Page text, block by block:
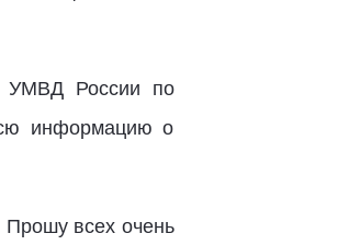
УМВД России по
информацию о
всех очень